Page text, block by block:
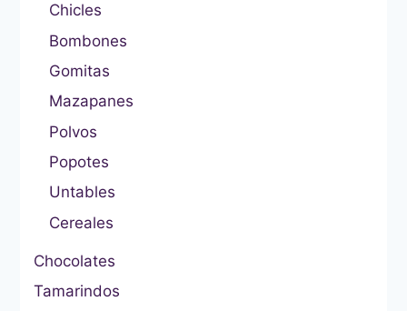
Chicles
Bombones
Gomitas
Mazapanes
Polvos
Popotes
Untables
Cereales
Chocolates
Tamarindos